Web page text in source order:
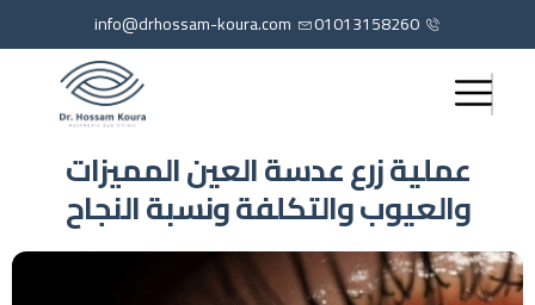
01013158260
info@drhossam-koura.com
عملية زرع عدسة العين المميزات
والعيوب والتكلفة ونسبة النجاح